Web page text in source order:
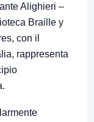
Alighieri –
Braille y
con il
rappresenta